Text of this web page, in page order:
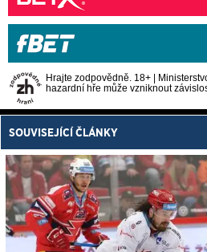
Hrajte zodpovědně. 18+ |
hazardní hře může vzniknout
SOUVISEJÍCÍ ČLÁNKY